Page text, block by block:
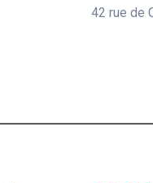
42 rue de